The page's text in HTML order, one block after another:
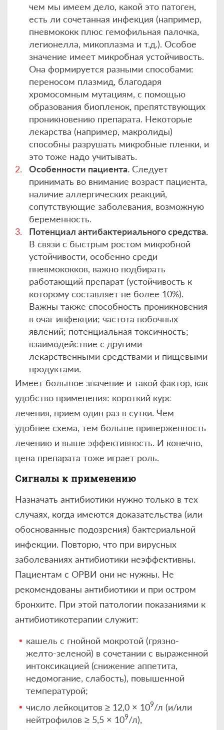
чем мы имеем дело, какой это патоген,
есть ли сочетанная инфекция (например,
пневмококк плюс гемофильная палочка,
легионелла, микоплазма и т.д.). Особое
значение имеет микробная устойчивость.
Она формируется разными способами:
переносом плазмид, благодаря
хромосомным мутациям, с помощью
образования биопленок, препятствующих
проникновению препарата. Некоторые
лекарства (например, макролиды)
способны разрушать микробные пленки, и
это тоже надо учитывать.
Особенности пациента.Следует
принимать во внимание возраст пациента,
наличие аллергических реакций,
сопутствующие заболевания, возможную
беременность.
Потенциал антибактериального средства.
В связи с быстрым ростом микробной
устойчивости, особенно среди
пневмококков, важно подбирать
работающий препарат (устойчивость к
которому составляет не более 10%).
Важны также способность проникновения
в очаг инфекции; частота побочных
явлений; потенциальная токсичность;
взаимодействие с другими
лекарственными средствами и пищевыми
продуктами.
Имеет большое значение и такой фактор, как
удобство применения: короткий курс
лечения, прием один раз в сутки. Чем
удобнее схема, тем больше приверженность
лечению и выше эффективность. И конечно,
цена препарата тоже играет роль.
Сигналы к применению
Назначать антибиотики нужно только в тех
случаях, когда имеются доказательства (или
обоснованные подозрения) бактериальной
инфекции. Повторю, что при вирусных
заболеваниях антибиотики неэффективны.
Пациентам с ОРВИ они не нужны. Не
рекомендованы антибиотики и при остром
бронхите. При этой патологии показаниями к
антибиотикотерапии служит:
кашель с гнойной мокротой (грязно-
желто-зеленой) в сочетании с выраженной
интоксикацией (снижение аппетита,
недомогание, слабость), повышенной
температурой;
число лейкоцитов ≥ 12,0 × 109/л (и/или
нейтрофилов ≥ 5,5 × 109/л),